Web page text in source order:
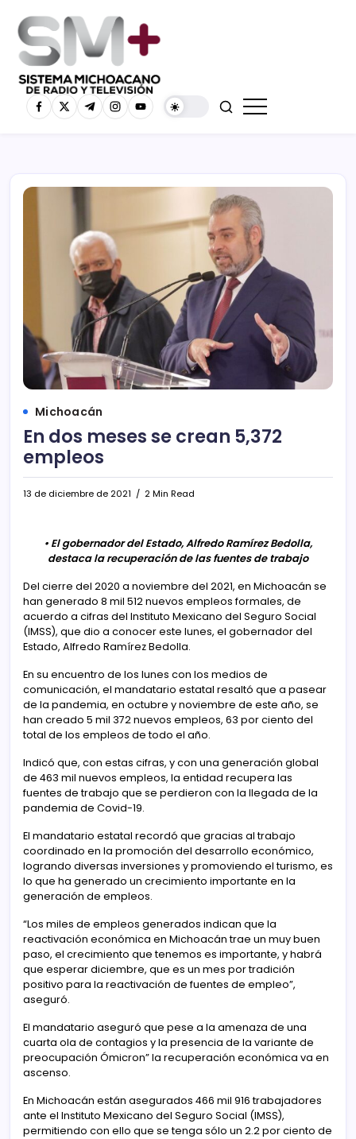
Michoacán
En dos meses se crean 5,372
empleos
13 de diciembre de 2021 2 Min Read
• El gobernador del Estado, Alfredo Ramírez Bedolla,
destaca la recuperación de las fuentes de trabajo
Del cierre del 2020 a noviembre del 2021, en Michoacán se
han generado 8 mil 512 nuevos empleos formales, de
acuerdo a cifras del Instituto Mexicano del Seguro Social
(IMSS), que dio a conocer este lunes, el gobernador del
Estado, Alfredo Ramírez Bedolla.
En su encuentro de los lunes con los medios de
comunicación, el mandatario estatal resaltó que a pasear
de la pandemia, en octubre y noviembre de este año, se
han creado 5 mil 372 nuevos empleos, 63 por ciento del
total de los empleos de todo el año.
Indicó que, con estas cifras, y con una generación global
de 463 mil nuevos empleos, la entidad recupera las
fuentes de trabajo que se perdieron con la llegada de la
pandemia de Covid-19.
El mandatario estatal recordó que gracias al trabajo
coordinado en la promoción del desarrollo económico,
logrando diversas inversiones y promoviendo el turismo, es
lo que ha generado un crecimiento importante en la
generación de empleos.
“Los miles de empleos generados indican que la
reactivación económica en Michoacán trae un muy buen
paso, el crecimiento que tenemos es importante, y habrá
que esperar diciembre, que es un mes por tradición
positivo para la reactivación de fuentes de empleo”,
aseguró.
El mandatario aseguró que pese a la amenaza de una
cuarta ola de contagios y la presencia de la variante de
preocupación Ómicron” la recuperación económica va en
ascenso.
En Michoacán están asegurados 466 mil 916 trabajadores
ante el Instituto Mexicano del Seguro Social (IMSS),
permitiendo con ello que se tenga sólo un 2.2 por ciento de